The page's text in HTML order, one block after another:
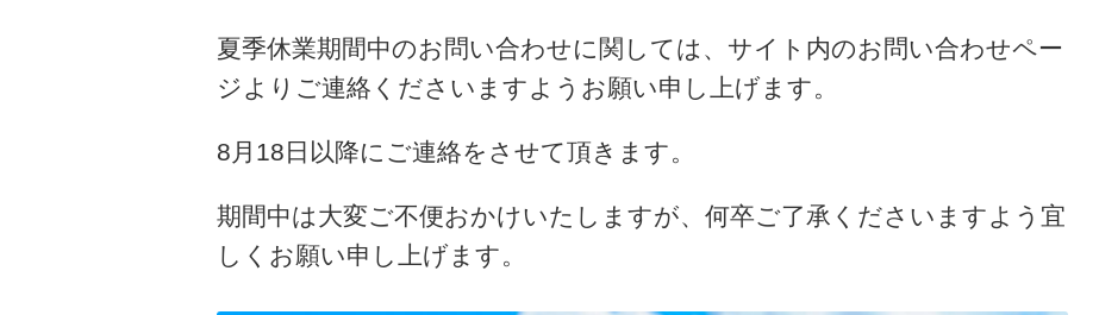
夏季休業期間中のお問い合わせに関しては、サイト内のお問い合わせペー
ジよりご連絡くださいますようお願い申し上げます。
8月18日以降にご連絡をさせて頂きます。
期間中は大変ご不便おかけいたしますが、何卒ご了承くださいますよう宜
しくお願い申し上げます。